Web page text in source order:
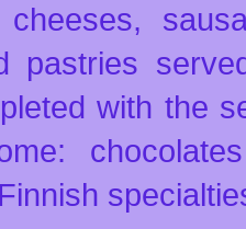
cheeses,
pastries
with the